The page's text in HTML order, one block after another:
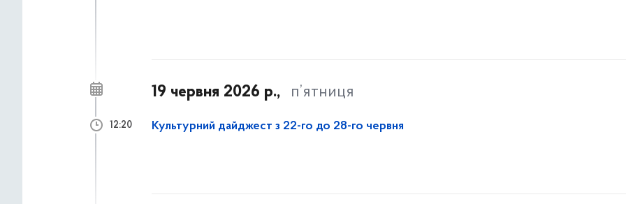
19 червня 2026 р., п’ятниця
Культурний дайджест з 22-го до 28-го червня
12:20